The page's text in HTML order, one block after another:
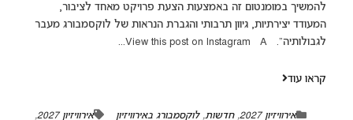
להמשיך במומנטום זה באמצעות הצעת פרויקט מאחד לציבור,
המעודד יצירתיות, גיוון תרבותי והגברת הנראות של לוקסמבורג מעבר
לגבולותיה". View this post on Instagram A...
קראו עוד
אירוויזיון 2027 ,חדשות,לוקסמבורג באירוויזיון אירוויזיון 2027
,